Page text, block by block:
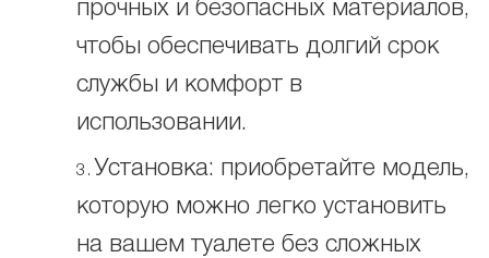
прочных и безопасных материалов,
чтобы обеспечивать долгий срок
службы и комфорт в
использовании.
Установка: приобретайте модель,
которую можно легко установить
на вашем туалете без сложных